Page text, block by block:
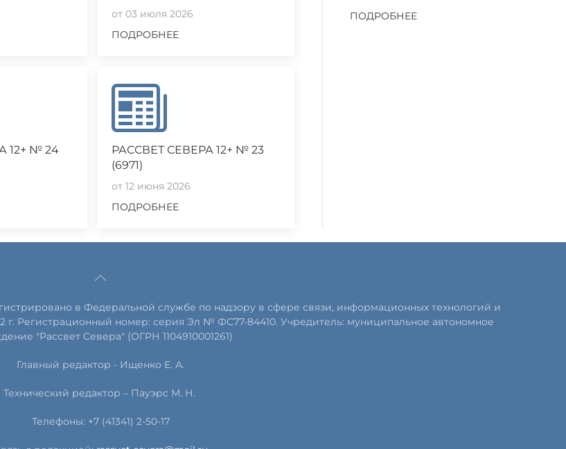
от 03 июля 2026
ПОДРОБНЕЕ
12+ № 24
РАССВЕТ СЕВЕРА 12+ № 23
(6971)
от 12 июня 2026
ПОДРОБНЕЕ
ПОДРОБНЕЕ
в Федеральной службе по надзору в сфере связи, информационных технологий и
г. Регистрационный номер: серия Эл № ФС77-84410. Учредитель: муниципальное автономное
"Рассвет Севера" (ОГРН 1104910001261)
Главный редактор - Ищенко Е. А.
Технический редактор – Пауэрс М. Н.
Телефоны: +7 (41341) 2-50-17